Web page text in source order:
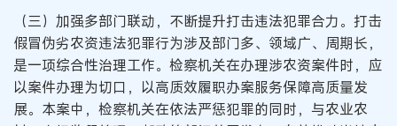
（三）加强多部门联动，不断提升打击违法犯罪合力。打击
假冒伪劣农资违法犯罪行为涉及部门多、领域广、周期长，
是一项综合性治理工作。检察机关在办理涉农资案件时，应
以案件办理为切口，以高质效履职办案服务保障高质量发
展。本案中，检察机关在依法严惩犯罪的同时，与农业农